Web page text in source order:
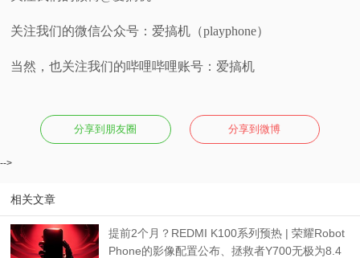
关注我们的微信公众号：爱搞机（playphone）
当然，也关注我们的哔哩哔哩账号：爱搞机
分享到朋友圈 分享到微博
-->
相关文章
提前2个月？REDMI K100系列预热 | 荣耀Robot
Phone的影像配置公布、拯救者Y700无极为8.4